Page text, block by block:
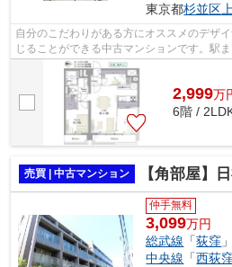
東京都杉並区
自分のこだわりがある方にオススメのデザ
じることができる中古マンションです。駅
建ての物件で周辺環境も良いです。不動...
2,999万
6階 /
売買 | 中古マンション 【角部屋】日神デ
仲手無料
3,099万円
総武線 「荻窪
中央線 「西荻